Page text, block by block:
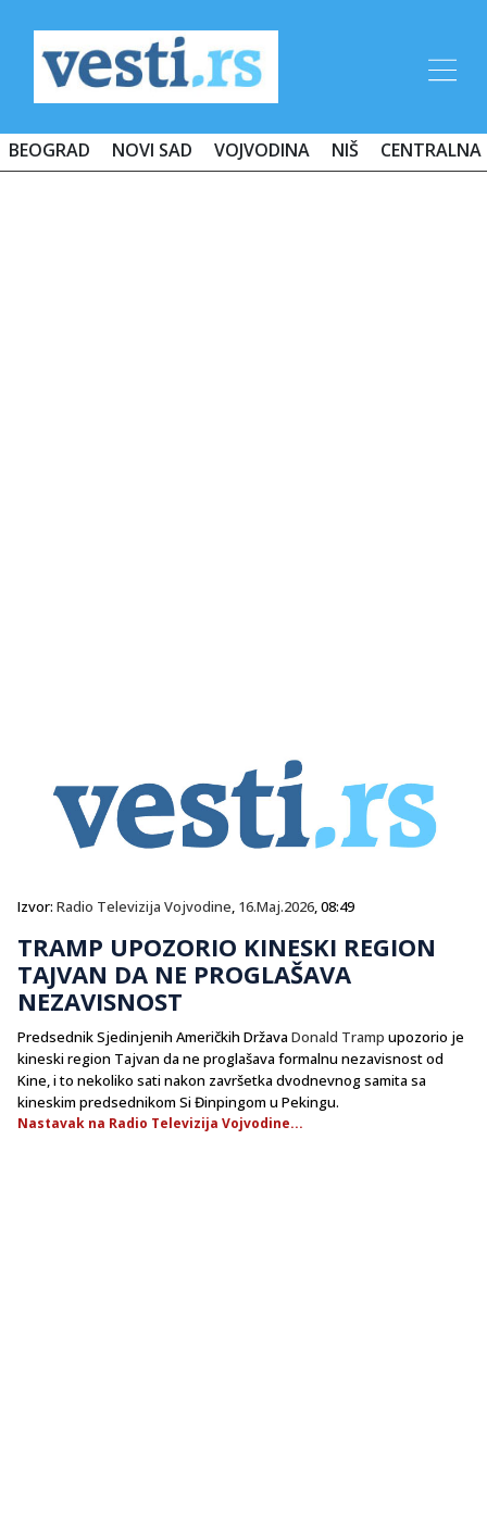
BEOGRAD NOVI SAD VOJVODINA NIŠ CENTRALNA
Izvor: Radio Televizija Vojvodine, 16.Maj.2026, 08:49
TRAMP UPOZORIO KINESKI REGION
TAJVAN DA NE PROGLAŠAVA
NEZAVISNOST
Predsednik Sjedinjenih Američkih Država Donald Tramp upozorio je
kineski region Tajvan da ne proglašava formalnu nezavisnost od
Kine, i to nekoliko sati nakon završetka dvodnevnog samita sa
kineskim predsednikom Si Đinpingom u Pekingu.
Nastavak na Radio Televizija Vojvodine...